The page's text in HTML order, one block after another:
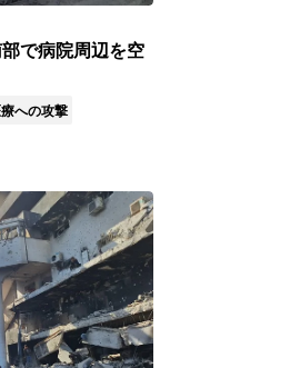
で病院周辺を空
への攻撃